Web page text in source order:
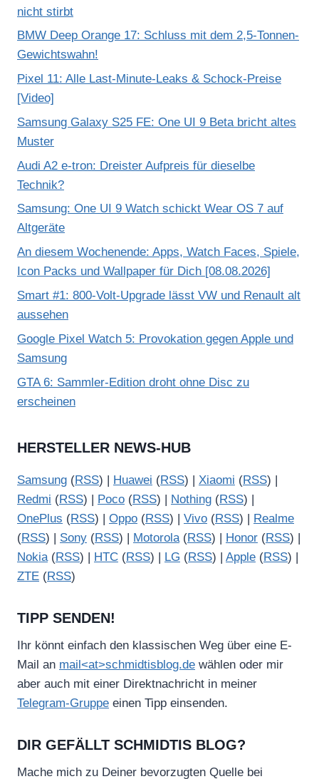
nicht stirbt
BMW Deep Orange 17: Schluss mit dem 2,5-Tonnen-
Gewichtswahn!
Pixel 11: Alle Last-Minute-Leaks & Schock-Preise
[Video]
Samsung Galaxy S25 FE: One UI 9 Beta bricht altes
Muster
Audi A2 e-tron: Dreister Aufpreis für dieselbe
Technik?
Samsung: One UI 9 Watch schickt Wear OS 7 auf
Altgeräte
An diesem Wochenende: Apps, Watch Faces, Spiele,
Icon Packs und Wallpaper für Dich [08.08.2026]
Smart #1: 800-Volt-Upgrade lässt VW und Renault alt
aussehen
Google Pixel Watch 5: Provokation gegen Apple und
Samsung
GTA 6: Sammler-Edition droht ohne Disc zu
erscheinen
HERSTELLER NEWS-HUB
Samsung (RSS) | Huawei (RSS) | Xiaomi (RSS) |
Redmi (RSS) | Poco (RSS) | Nothing (RSS) |
OnePlus (RSS) | Oppo (RSS) | Vivo (RSS) |
Realme
(RSS) | Sony (RSS) | Motorola(RSS) | Honor (RSS) |
Nokia(RSS) | HTC (RSS) | LG (RSS) | Apple (RSS) |
ZTE (RSS)
TIPP SENDEN!
Ihr könnt einfach den klassischen Weg über eine E-
Mail an mail<at>schmidtisblog.de wählen oder mir
aber auch mit einer Direktnachricht in meiner
Telegram-Gruppe einen Tipp einsenden.
DIR GEFÄLLT SCHMIDTIS BLOG?
Mache mich zu Deiner bevorzugten Quelle bei